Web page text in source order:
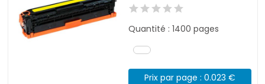
Quantité : 1400 pages
Prix par page : 0.023 €